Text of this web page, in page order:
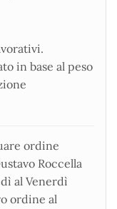
in base al peso
ordine
Roccella
al Venerdì
ordine al